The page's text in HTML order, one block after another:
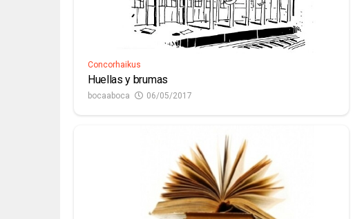
Concorhaikus
Huellas y brumas
bocaaboca 06/05/2017